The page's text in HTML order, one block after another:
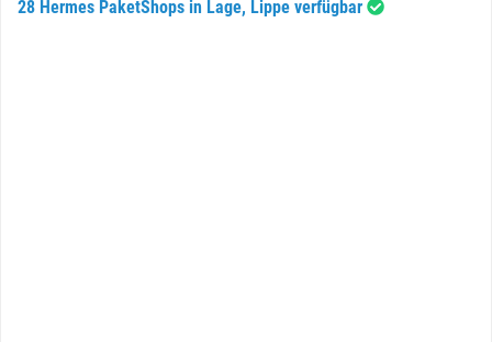
28 Hermes PaketShops in Lage, Lippe verfügbar